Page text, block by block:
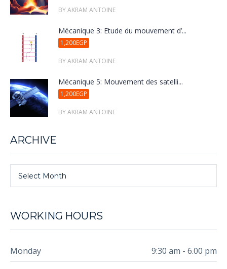
BY AKRAM ANTOINE
Mécanique 3: Étude du mouvement d’...
1,200EGP
BY AKRAM ANTOINE
Mécanique 5: Mouvement des satelli...
1,200EGP
BY AKRAM ANTOINE
ARCHIVE
Select Month
WORKING HOURS
Monday
9:30 am - 6.00 pm